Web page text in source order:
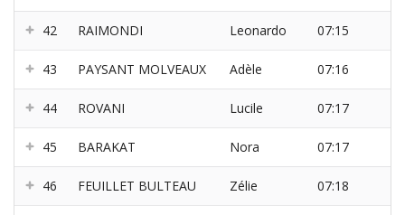
42 RAIMONDI Leonardo 07:15
43 PAYSANT MOLVEAUX Adèle 07:16
44 ROVANI Lucile 07:17
45 BARAKAT Nora 07:17
46 FEUILLET BULTEAU Zélie 07:18